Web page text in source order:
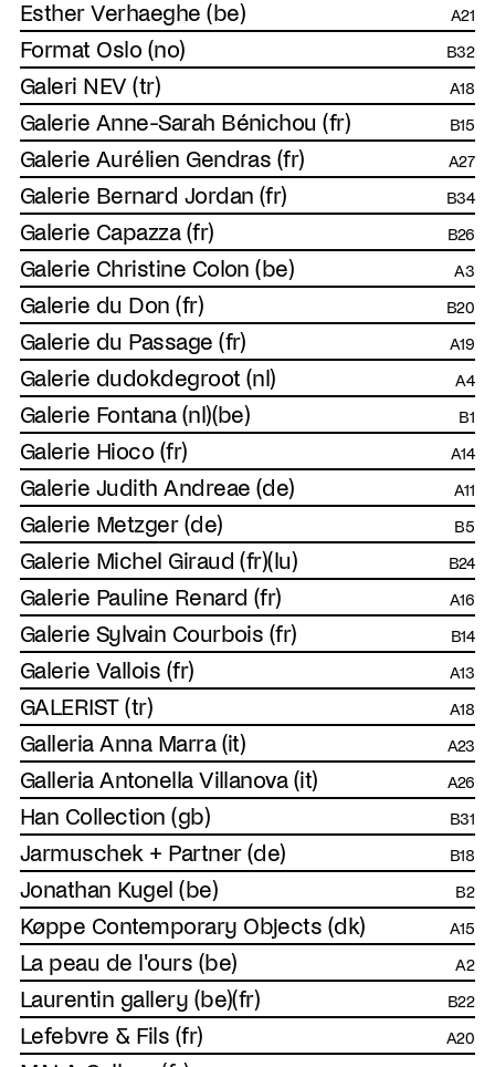
Esther Verhaeghe (be) A21
Format Oslo (no) B32
Galeri NEV (tr) A18
Galerie Anne-Sarah Bénichou (fr) B15
Galerie Aurélien Gendras (fr) A27
Galerie Bernard Jordan (fr) B34
Galerie Capazza (fr) B26
Galerie Christine Colon (be) A3
Galerie du Don (fr) B20
Galerie du Passage (fr) A19
Galerie dudokdegroot (nl) A4
Galerie Fontana (nl)(be) B1
Galerie Hioco (fr) A14
Galerie Judith Andreae (de) A11
Galerie Metzger (de) B5
Galerie Michel Giraud (fr)(lu) B24
Galerie Pauline Renard (fr) A16
Galerie Sylvain Courbois (fr) B14
Galerie Vallois (fr) A13
GALERIST (tr) A18
Galleria Anna Marra (it) A23
Galleria Antonella Villanova (it) A26
Han Collection (gb) B31
Jarmuschek + Partner (de) B18
Jonathan Kugel (be) B2
Køppe Contemporary Objects (dk) A15
La peau de l'ours (be) A2
Laurentin gallery (be)(fr) B22
Lefebvre & Fils (fr) A20